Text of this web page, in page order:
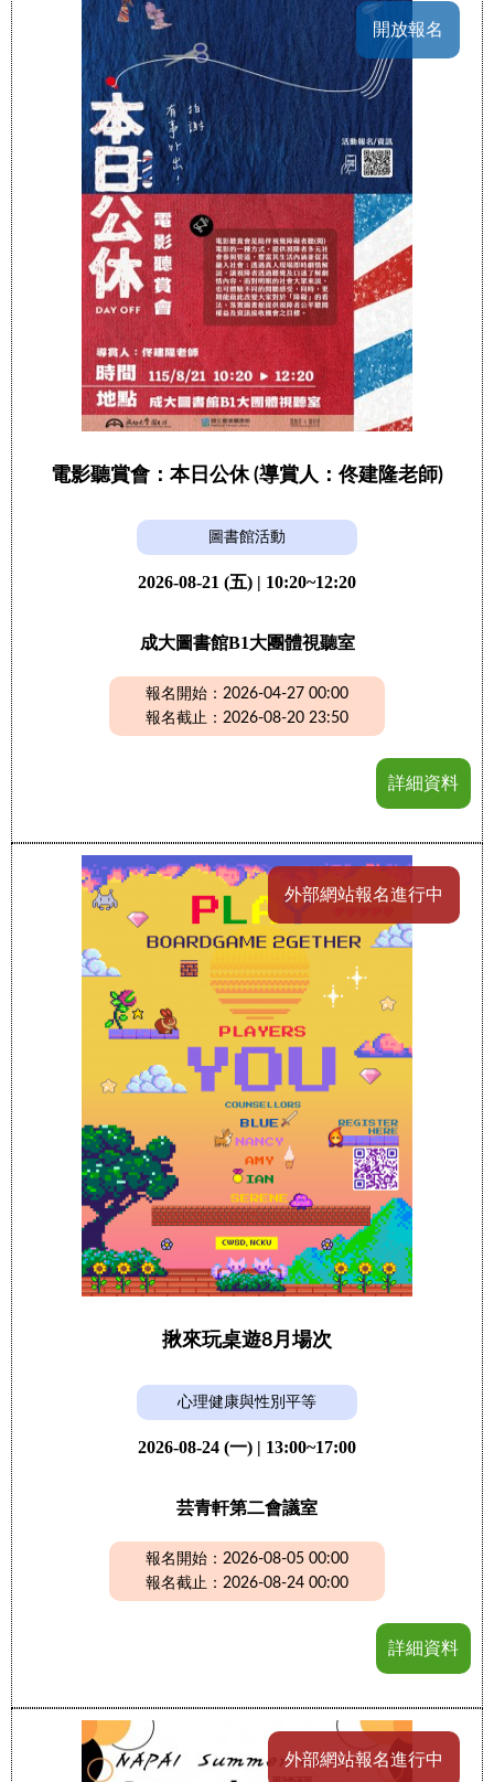
開放報名
電影聽賞會：本日公休 (導賞人：佟建隆老師)
圖書館活動
2026-08-21 (五) | 10:20~12:20
成大圖書館B1大團體視聽室
報名開始：2026-04-27 00:00
報名截止：2026-08-20 23:50
詳細資料
外部網站報名進行中
揪來玩桌遊8月場次
心理健康與性別平等
2026-08-24 (一) | 13:00~17:00
芸青軒第二會議室
報名開始：2026-08-05 00:00
報名截止：2026-08-24 00:00
詳細資料
外部網站報名進行中